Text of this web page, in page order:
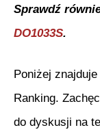
Sprawdź
DO1033S.
Poniżej
Ranking.
do dyskusji na